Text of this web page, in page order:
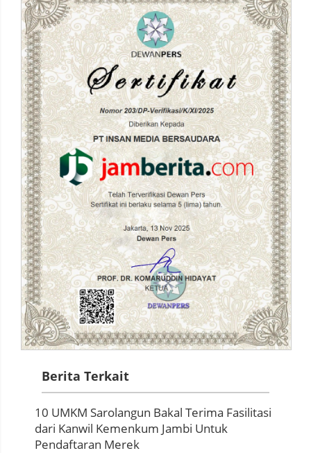
Berita Terkait
10 UMKM Sarolangun Bakal Terima Fasilitasi
dari Kanwil Kemenkum Jambi Untuk
Pendaftaran Merek